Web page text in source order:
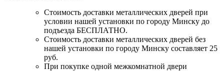
Стоимость доставки металлических дверей при
условии нашей установки по городу Минску до
подъезда БЕСПЛАТНО.
Стоимость доставки металлических дверей без
нашей установки по городу Минску составляет 25
руб.
При покупке одной межкомнатной двери